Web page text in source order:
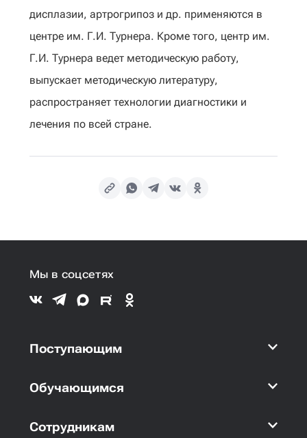
дисплазии, артрогрипоз и др. применяются в
центре им. Г.И. Турнера. Кроме того, центр им.
Г.И. Турнера ведет методическую работу,
выпускает методическую литературу,
распространяет технологии диагностики и
лечения по всей стране.
Мы в соцсетях
Поступающим
Обучающимся
Сотрудникам